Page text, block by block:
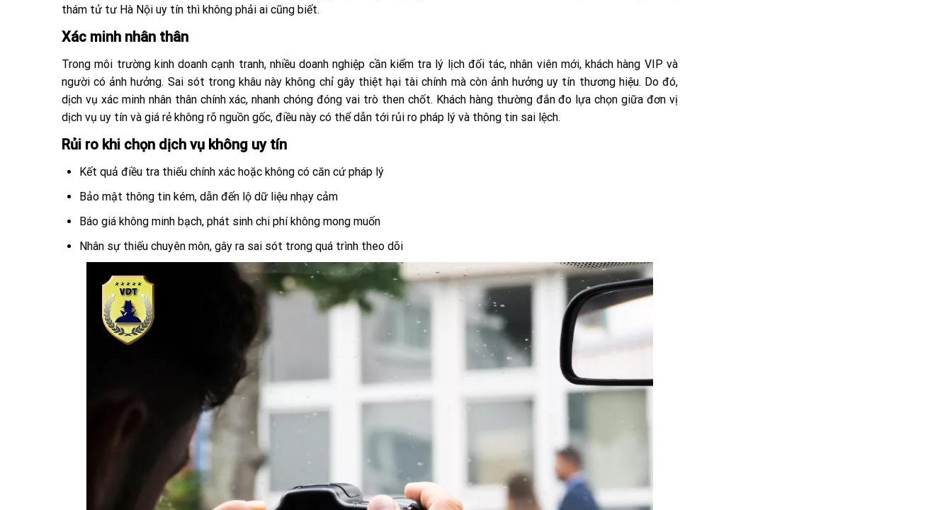
thám tử tư Hà Nội uy tín thì không phải ai cũng biết.
Xác minh nhân thân
Trong môi trường kinh doanh cạnh tranh, nhiều doanh nghiệp cần kiểm tra lý lịch đối tác, nhân viên mới, khách hàng VIP và
người có ảnh hưởng. Sai sót trong khâu này không chỉ gây thiệt hại tài chính mà còn ảnh hưởng uy tín thương hiệu. Do đó,
dịch vụ xác minh nhân thân chính xác, nhanh chóng đóng vai trò then chốt. Khách hàng thường đắn đo lựa chọn giữa đơn vị
dịch vụ uy tín và giá rẻ không rõ nguồn gốc, điều này có thể dẫn tới rủi ro pháp lý và thông tin sai lệch.
Rủi ro khi chọn dịch vụ không uy tín
Kết quả điều tra thiếu chính xác hoặc không có căn cứ pháp lý
Bảo mật thông tin kém, dẫn đến lộ dữ liệu nhạy cảm
Báo giá không minh bạch, phát sinh chi phí không mong muốn
Nhân sự thiếu chuyên môn, gây ra sai sót trong quá trình theo dõi